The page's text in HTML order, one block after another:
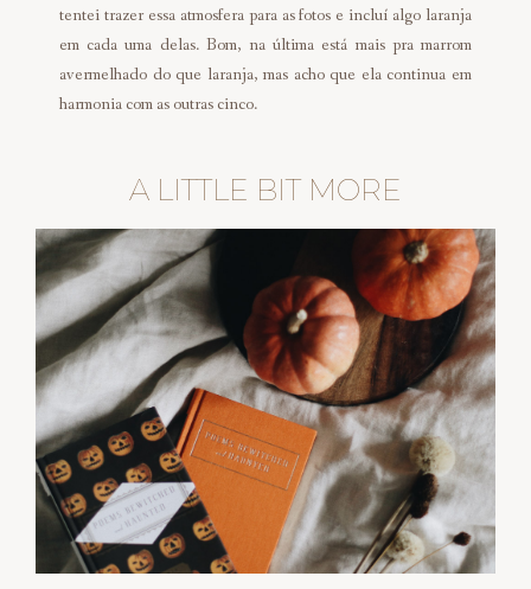
tentei trazer essa atmosfera para as fotos e incluí algo laranja
em cada uma delas. Bom, na última está mais pra marrom
avermelhado do que laranja, mas acho que ela continua em
harmonia com as outras cinco.
A LITTLE BIT MORE